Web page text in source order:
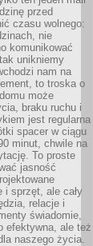
przed
czasu wolnego:
nie
komunikować
unikniemy
nam na
to troska o
może
braku ruchu i
jest regularna
spacer w ciągu
minut, chwile na
To proste
jasność
i sprzęt, ale cały
relacje i
świadomie,
efektywna, ale też
naszego życia.